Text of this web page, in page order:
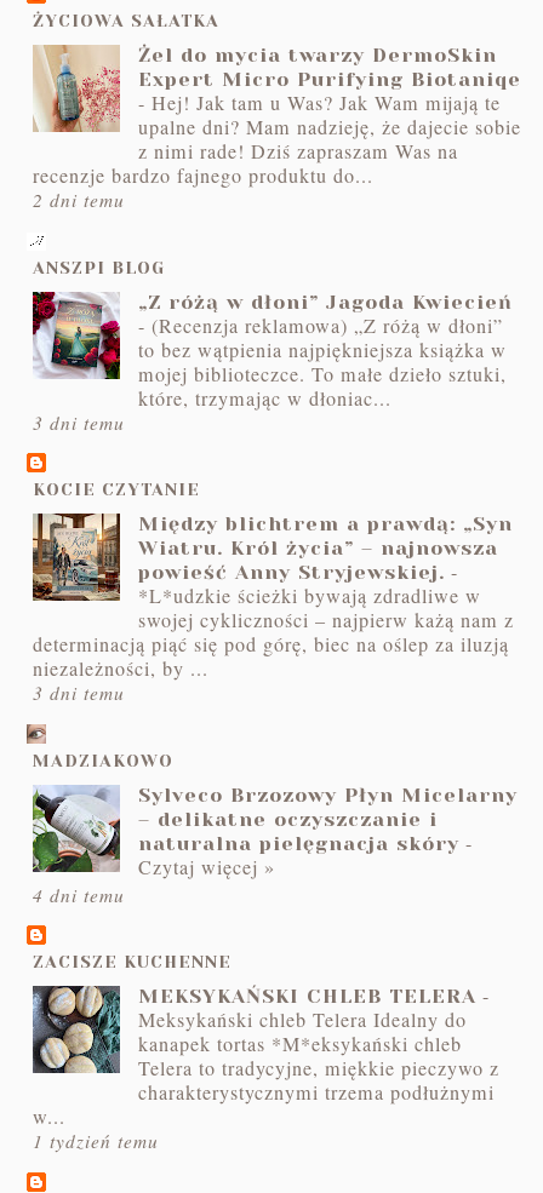
ŻYCIOWA SAŁATKA
Żel do mycia twarzy DermoSkin
Expert Micro Purifying Biotaniqe
-Hej! Jak tam u Was? Jak Wam mijają te
upalne dni? Mam nadzieję, że dajecie sobie
z nimi rade! Dziś zapraszam Was na
recenzje bardzo fajnego produktu do...
2 dni temu
ANSZPI BLOG
„Z różą w dłoni” Jagoda Kwiecień
-(Recenzja reklamowa) „Z różą w dłoni”
to bez wątpienia najpiękniejsza książka w
mojej biblioteczce. To małe dzieło sztuki,
które, trzymając w dłoniac...
3 dni temu
KOCIE CZYTANIE
Między blichtrem a prawdą: „Syn
Wiatru. Król życia” – najnowsza
powieść Anny Stryjewskiej. -
*L*udzkie ścieżki bywają zdradliwe w
swojej cykliczności – najpierw każą nam z
determinacją piąć się pod górę, biec na oślep za iluzją
niezależności, by ...
3 dni temu
MADZIAKOWO
Sylveco Brzozowy Płyn Micelarny
– delikatne oczyszczanie i
naturalna pielęgnacja skóry -
Czytaj więcej »
4 dni temu
ZACISZE KUCHENNE
MEKSYKAŃSKI CHLEB TELERA -
Meksykański chleb Telera Idealny do
kanapek tortas *M*eksykański chleb
Telera to tradycyjne, miękkie pieczywo z
charakterystycznymi trzema podłużnymi
w...
1 tydzień temu